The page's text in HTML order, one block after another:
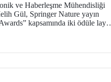
ve Haberleşme Mühendisliği
Gül, Springer Nature yayın
kapsamında iki ödüle layık